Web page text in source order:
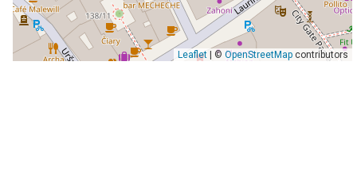
Leaflet| © OpenStreetMapcontributors